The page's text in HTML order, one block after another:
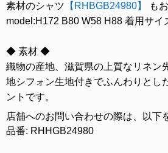
素材のシャツ 【RHBGB24980】
も
model:H172 B80 W58 H88 着用サイ
◆ 素材 ◆
織物の産地、滋賀県の上質なリネン
地シフォン生地付きでふんわりとし
ントです。
店舗へのお問い合わせの際は、以下
品番: RHHGB24980